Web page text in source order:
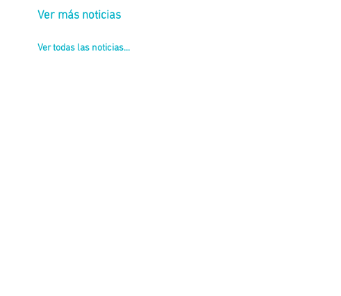
Ver más noticias
Ver todas las noticias...